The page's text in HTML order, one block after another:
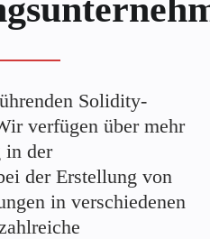
Solidity-
verfügen über mehr
in der
der Erstellung von
in verschiedenen